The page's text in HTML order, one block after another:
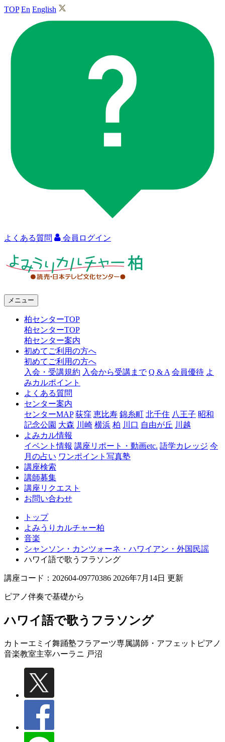
TOP En English
よくある質問 会員ログイン
ャ
メニュー
柏センターTOP
柏センターTOP
柏センター案内
初めてご利用の方へ
初めてご利用の方へ
入会・受講規約 入会から受講まで Q & A 会員優待 よ
みカルポイント
よくある質問
センター案内
センターMAP 荻窪 恵比寿 錦糸町 北千住 八王子 昭和
記念公園 大森 川崎 横浜 柏 川口 自由が丘 川越
よみカル情報
イベント情報 講座リポート・動画etc. 語学カレッジ 今
月の占い ワンポイント写真塾
講座検索
講師募集
講座リクエスト
お問い合わせ
トップ
よみうりカルチャー柏
音楽
シャンソン・カンツォーネ・ハワイアン・外国民謡
ハワイ語で歌うフラソング
講座コード：202604-09770386 2026年7月14日 更新
ピアノ伴奏で基礎から
ハワイ語で歌うフラソング
カトーエミイ舞踊塾フラアーツ専属講師・アフェットピアノ
音楽教室主宰ハーラニ 戸沼